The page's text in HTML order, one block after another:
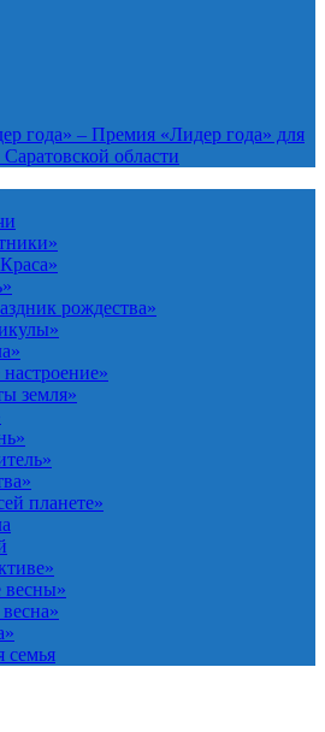
года» – Премия «Лидер года» для
области
рождества»
земля»
планете»
весны»
семья